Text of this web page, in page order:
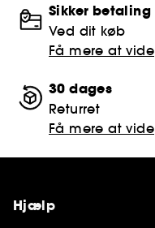
Sikker betaling
Ved dit køb
Få mere at vide
30 dages
Returret
Få mere at vide
Hjælp